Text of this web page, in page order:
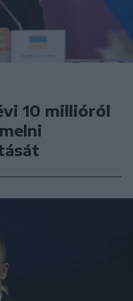
10 millióról